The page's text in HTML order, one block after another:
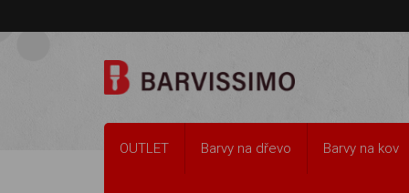
OUTLET Barvy na dřevo Barvy na kov